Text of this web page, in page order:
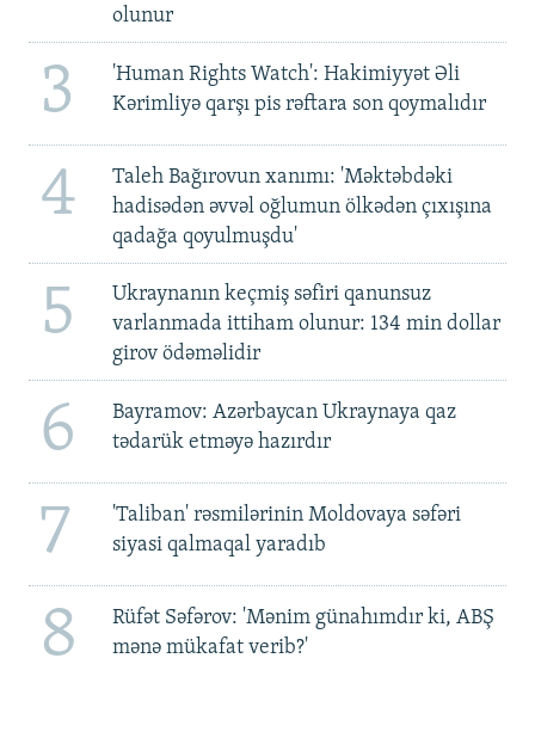
olunur
3
'Human Rights Watch': Hakimiyyət Əli
Kərimliyə qarşı pis rəftara son qoymalıdır
4
Taleh Bağırovun xanımı: 'Məktəbdəki
hadisədən əvvəl oğlumun ölkədən çıxışına
qadağa qoyulmuşdu'
5
Ukraynanın keçmiş səfiri qanunsuz
varlanmada ittiham olunur: 134 min dollar
girov ödəməlidir
6
Bayramov: Azərbaycan Ukraynaya qaz
tədarük etməyə hazırdır
7
'Taliban' rəsmilərinin Moldovaya səfəri
siyasi qalmaqal yaradıb
8
Rüfət Səfərov: 'Mənim günahımdır ki, ABŞ
mənə mükafat verib?'